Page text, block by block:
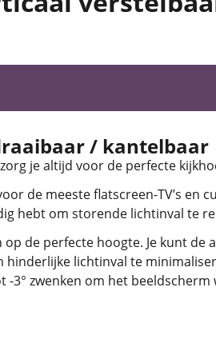
/ kantelbaar
je altijd voor de perfecte
de meeste flatscreen-TV’s en
hebt om storende lichtinval te
de perfecte hoogte. Je kunt
lichtinval te
3° zwenken om het